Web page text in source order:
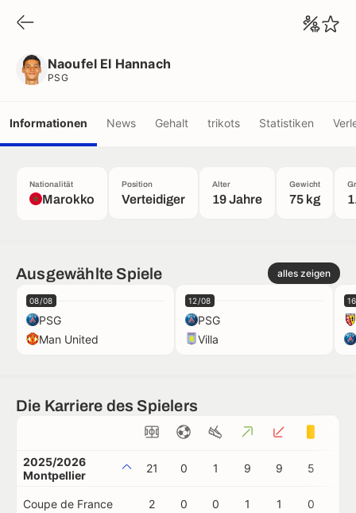
Naoufel El Hannach
PSG
Informationen News Gehalt trikots Statistiken
Nationalität
Marokko
Position
Verteidiger
Alter
19 Jahre
Gewicht
75 kg
Ausgewählte Spiele alles zeigen
08/08
PSG
Man United
12/08
PSG
Villa
Die Karriere des Spielers
2025/2026
Montpellier
21 0 1 9 9 5
Coupe de France 2 0 0 1 1 0